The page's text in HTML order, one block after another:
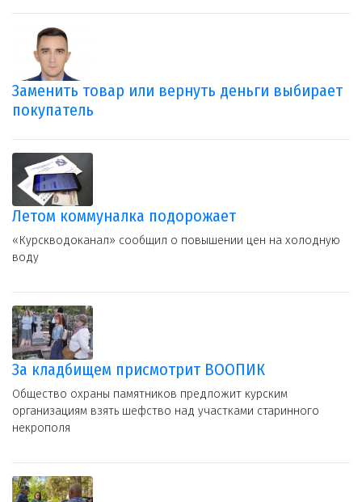
Заменить товар или вернуть деньги выбирает
покупатель
Летом коммуналка подорожает
«Курскводоканал» сообщил о повышении цен на холодную
воду
За кладбищем присмотрит ВООПИК
Общество охраны памятников предложит курским
организациям взять шефство над участками старинного
некрополя